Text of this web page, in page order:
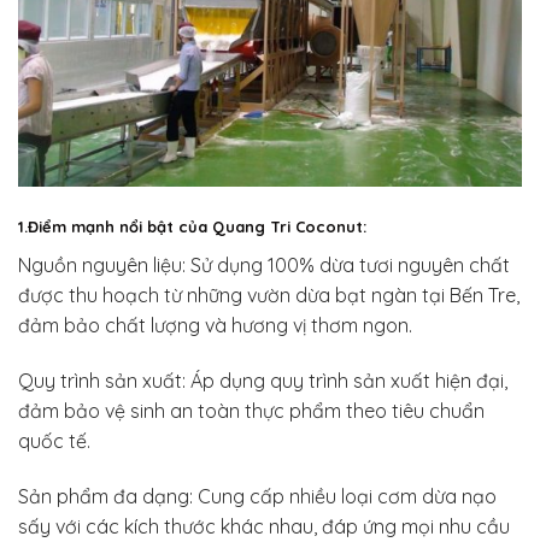
1.Điểm mạnh nổi bật của Quang Tri Coconut:
Nguồn nguyên liệu: Sử dụng 100% dừa tươi nguyên chất
được thu hoạch từ những vườn dừa bạt ngàn tại Bến Tre,
đảm bảo chất lượng và hương vị thơm ngon.
Quy trình sản xuất: Áp dụng quy trình sản xuất hiện đại,
đảm bảo vệ sinh an toàn thực phẩm theo tiêu chuẩn
quốc tế.
Sản phẩm đa dạng: Cung cấp nhiều loại cơm dừa nạo
sấy với các kích thước khác nhau, đáp ứng mọi nhu cầu